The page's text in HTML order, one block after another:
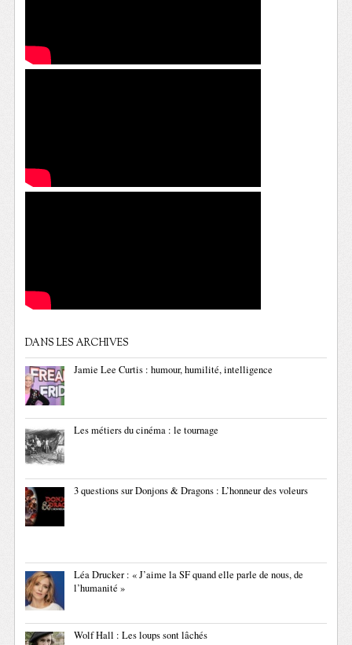
DANS LES ARCHIVES
Jamie Lee Curtis : humour, humilité, intelligence
Les métiers du cinéma : le tournage
3 questions sur Donjons & Dragons : L’honneur des voleurs
Léa Drucker : « J’aime la SF quand elle parle de nous, de
l’humanité »
Wolf Hall : Les loups sont lâchés